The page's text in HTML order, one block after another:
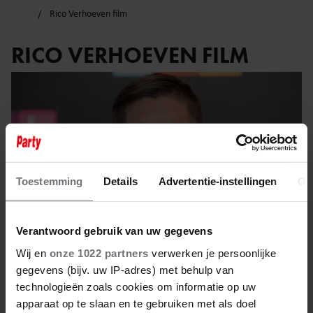
Toestemming Details Advertentie-instellingen
Verantwoord gebruik van uw gegevens
Wij en onze 1022 partners verwerken je persoonlijke
gegevens (bijv. uw IP-adres) met behulp van
technologieën zoals cookies om informatie op uw
apparaat op te slaan en te gebruiken met als doel
Rico Verhoeven film
RICO VERHOEVEN FILM
11 juni 2025